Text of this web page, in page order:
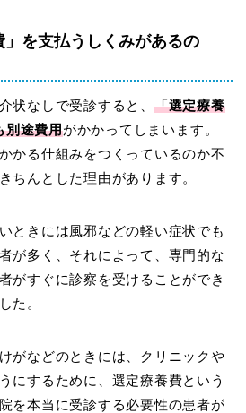
を支払うしくみがあるの
状なしで受診すると、 「選定療養
別途費用がかかってしまいます。
かる仕組みをつくっているのか不
ちんとした理由があります。
ときには風邪などの軽い症状でも
が多く、それによって、専門的な
がすぐに診察を受けることができ
た。
がなどのときには、クリニックや
にするために、選定療養費という
を本当に受診する必要性の患者が